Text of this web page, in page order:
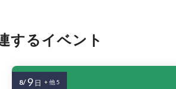
するイベント
8/ 9 日 + 他 5